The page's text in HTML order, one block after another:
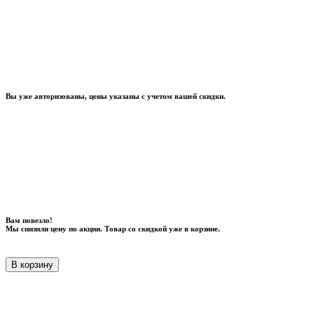
Вы уже авторизованы, цены указаны с учетом вашей скидки.
Вам повезло!
Мы снизили цену по акции. Товар со скидкой уже в корзине.
В корзину